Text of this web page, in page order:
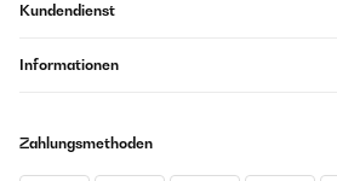
Kundendienst
Informationen
Zahlungsmethoden